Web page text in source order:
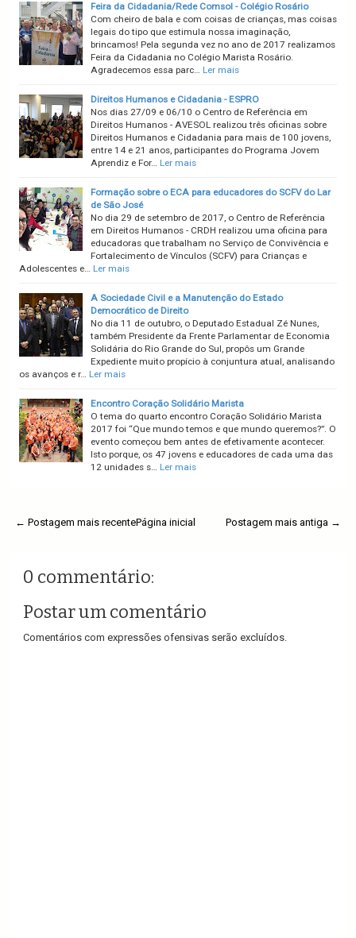
Feira da Cidadania/Rede Comsol - Colégio Rosário
Com cheiro de bala e com coisas de crianças, mas coisas
legais do tipo que estimula nossa imaginação,
brincamos! Pela segunda vez no ano de 2017 realizamos
Feira da Cidadania no Colégio Marista Rosário.
Agradecemos essa parc… Ler mais
Direitos Humanos e Cidadania - ESPRO
Nos dias 27/09 e 06/10 o Centro de Referência em
Direitos Humanos - AVESOL realizou três oficinas sobre
Direitos Humanos e Cidadania para mais de 100 jovens,
entre 14 e 21 anos, participantes do Programa Jovem
Aprendiz e For… Ler mais
Formação sobre o ECA para educadores do SCFV do Lar
de São José
No dia 29 de setembro de 2017, o Centro de Referência
em Direitos Humanos - CRDH realizou uma oficina para
educadoras que trabalham no Serviço de Convivência e
Fortalecimento de Vínculos (SCFV) para Crianças e
Adolescentes e… Ler mais
A Sociedade Civil e a Manutenção do Estado
Democrático de Direito
No dia 11 de outubro, o Deputado Estadual Zé Nunes,
também Presidente da Frente Parlamentar de Economia
Solidária do Rio Grande do Sul, propôs um Grande
Expediente muito propício à conjuntura atual, analisando
os avanços e r… Ler mais
Encontro Coração Solidário Marista
O tema do quarto encontro Coração Solidário Marista
2017 foi “Que mundo temos e que mundo queremos?”. O
evento começou bem antes de efetivamente acontecer.
Isto porque, os 47 jovens e educadores de cada uma das
12 unidades s… Ler mais
← Postagem mais recente Postagem mais antiga →
Página inicial
0 commentário:
Postar um comentário
Comentários com expressões ofensivas serão excluídos.